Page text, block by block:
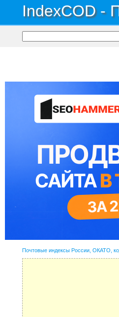
IndexCOD -
Почтовые индексы России, ОКАТО,